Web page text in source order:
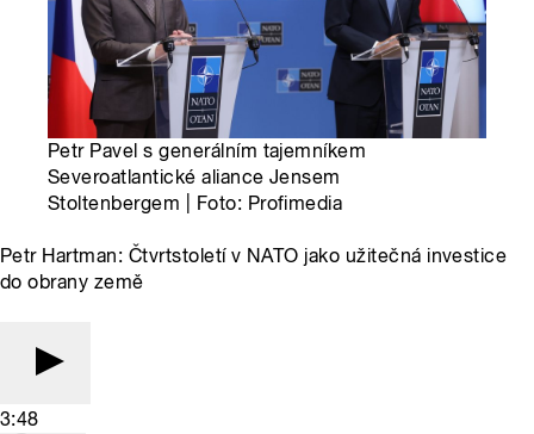
Petr Pavel s generálním tajemníkem
Severoatlantické aliance Jensem
Stoltenbergem | Foto: Profimedia
Petr Hartman: Čtvrtstoletí v NATO jako užitečná investice
do obrany země
3:48